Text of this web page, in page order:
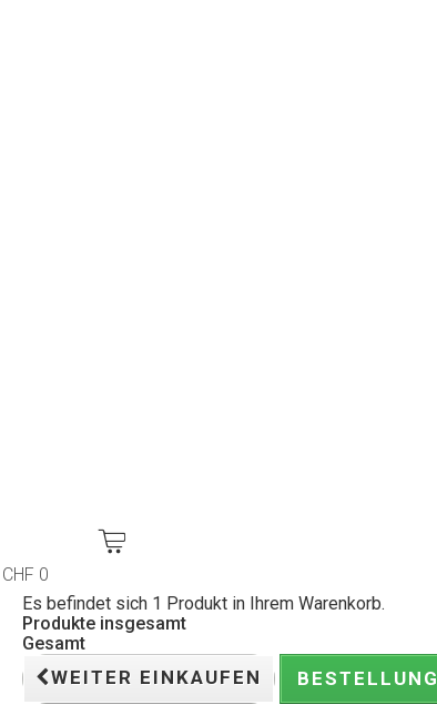
0
Es befindet sich 1 Produkt in Ihrem Warenkorb.
Produkte insgesamt
Gesamt
WEITER EINKAUFEN BESTELLUNG